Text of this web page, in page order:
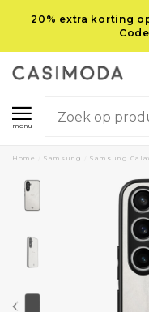
20% extra korting
menu
Home Samsung Samsung